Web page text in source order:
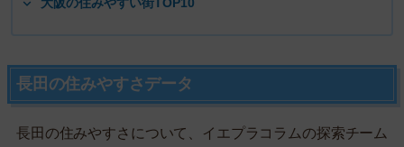
長田の住みやすさデータ
長田の住みやすさについて、イエプラコラムの探索チーム